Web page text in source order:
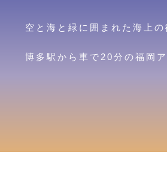
空と海と緑に囲まれた海上
博多駅から車で20分の福岡